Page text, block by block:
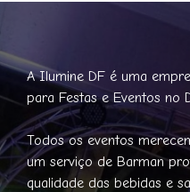
A Ilumine DF é uma
para Festas e Eventos no
Todos os eventos
um serviço de Barman
qualidade das bebidas e